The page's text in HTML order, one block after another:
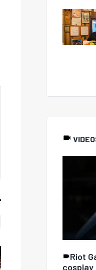
Riot
cosplay